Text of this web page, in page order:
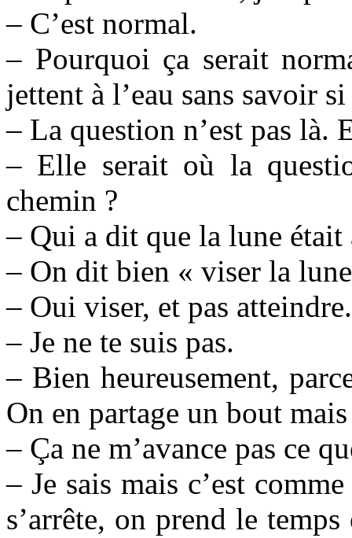
– C’est normal.
– Pourquoi ça serait
jettent à l’eau sans savoir
– La question n’est pas là.
– Elle serait où la
chemin ?
– Qui a dit que la lune
– On dit bien « viser la
– Oui viser, et pas atteindre.
– Je ne te suis pas.
– Bien heureusement,
On en partage un bout
– Ça ne m’avance pas ce
– Je sais mais c’est
s’arrête, on prend le